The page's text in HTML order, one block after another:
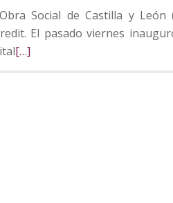
Social de Castilla y
El pasado viernes
Leer
[…]